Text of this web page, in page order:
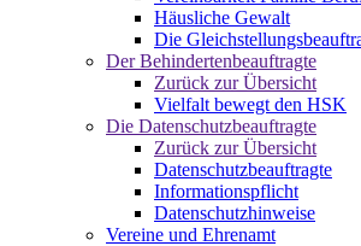
Häusliche Gewalt
Die
Der Behindertenbeauftragte
Zurück zur Übersicht
Vielfalt bewegt den HSK
Die Datenschutzbeauftragte
Zurück zur Übersicht
Datenschutzbeauftragte
Informationspflicht
Datenschutzhinweise
Vereine und Ehrenamt